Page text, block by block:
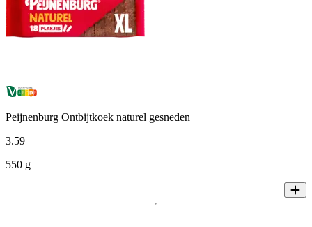
Peijnenburg Ontbijtkoek naturel gesneden
3.59
550 g